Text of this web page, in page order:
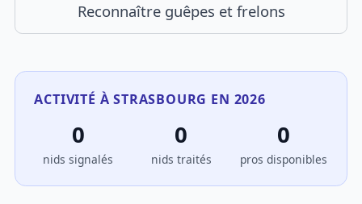
Reconnaître guêpes et frelons
ACTIVITÉ À STRASBOURG EN 2026
0
nids signalés
0
nids traités
0
pros disponibles